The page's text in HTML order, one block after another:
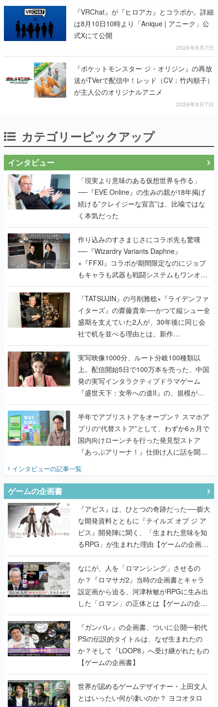
『VRChat』が『ヒロアカ』とコラボか。詳細
は8月10日10時より「Anique | アニーク」公
式Xにて公開
2026年8月7日
『ポケットモンスター ジ・オリジン』の再放
送がTVerで配信中！レッド（CV：竹内順子）
が主人公のオリジナルアニメ
2026年8月7日
カテゴリーピックアップ
インタビュー
「現実より意味のある仮想世界を作る」
──『EVE Online』の生みの親が18年掲げ
続ける”クレイジーな宣言”は、比喩ではな
く本気だった
作り込みのすさまじさにコラボ先も驚嘆
──『Wizardry Variants Daphne』
×『FFXI』コラボが期間限定なのにジョブ
もキャラも武器も戦闘システムもワンオフ
で作り込まれた理由を両ディレクターに聞
く
『TATSUJIN』の弓削雅稔×『ライデンファ
イターズ』の齋藤貴幸──かつて縦シュー全
盛期を支えていた2人が、30年後に同じ会
社で机を並べる理由とは。新作
『TATSUJIN EXTREME』で初タッグを組
んだレジェンド2人に訊く開発秘話
実写映像1000分、ルート分岐100種類以
上。配信開始5日で100万本を売った、中国
発の実写インタラクティブドラマゲーム
『盛世天下：女帝への道II』の、規模が違
うこだわりをプロデューサーに聞いた
半年でアプリストアをオープン？ スマホア
プリの“代替ストア”として、わずか6ヵ月で
国内向けローンチを行った発見型ストア
『あっぷアリーナ！』仕掛け人に話を聞い
インタビューの記事一覧
ゲームの企画書
『アビス』は、ひとつの奇跡だった──膨大
な開発資料とともに『テイルズ オブ ジ ア
ビス』開発陣に聞く、「生まれた意味を知
るRPG」が生まれた理由【ゲームの企画
書】
なにが、人を「ロマンシング」させるの
か？『ロマサガ2』当時の企画書とキャラ
設定画から迫る、河津秋敏がRPGに生み出
した「ロマン」の正体とは【ゲームの企画
書】
『ガンパレ』の企画書、ついに公開━初代
PSの伝説的タイトルは、なぜ生まれたの
か？そして『LOOP8』へ受け継がれたもの
【ゲームの企画書】
世界が認めるゲームデザイナー・上田文人
とはいったい何が凄いのか？ ヨコオタロ